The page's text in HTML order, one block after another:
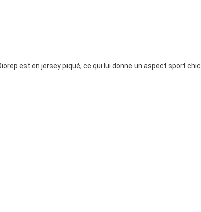
est en jersey piqué, ce qui lui donne un aspect sport chic